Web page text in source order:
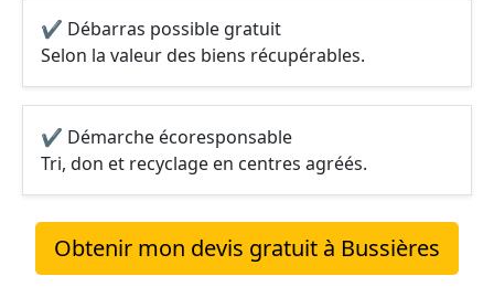
✔ Débarras possible gratuit
Selon la valeur des biens récupérables.
✔ Démarche écoresponsable
Tri, don et recyclage en centres agréés.
Obtenir mon devis gratuit à Bussières